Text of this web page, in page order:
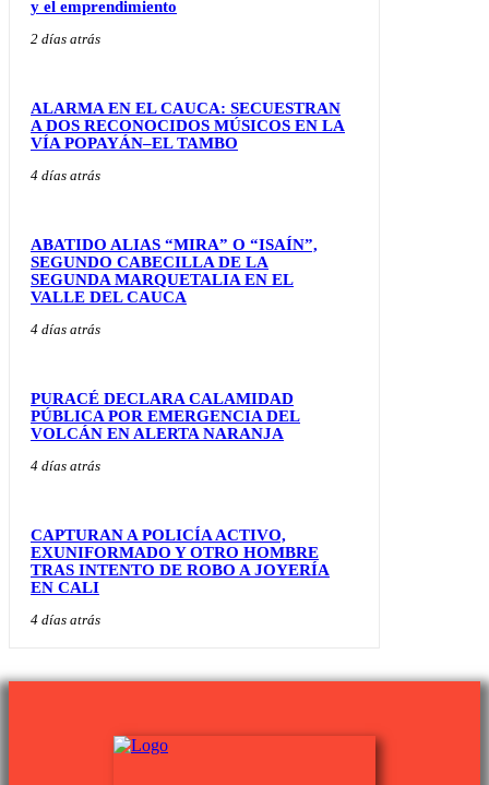
y el emprendimiento
2 días atrás
ALARMA EN EL CAUCA: SECUESTRAN
A DOS RECONOCIDOS MÚSICOS EN LA
VÍA POPAYÁN–EL TAMBO
4 días atrás
ABATIDO ALIAS “MIRA” O “ISAÍN”,
SEGUNDO CABECILLA DE LA
SEGUNDA MARQUETALIA EN EL
VALLE DEL CAUCA
4 días atrás
PURACÉ DECLARA CALAMIDAD
PÚBLICA POR EMERGENCIA DEL
VOLCÁN EN ALERTA NARANJA
4 días atrás
CAPTURAN A POLICÍA ACTIVO,
EXUNIFORMADO Y OTRO HOMBRE
TRAS INTENTO DE ROBO A JOYERÍA
EN CALI
4 días atrás